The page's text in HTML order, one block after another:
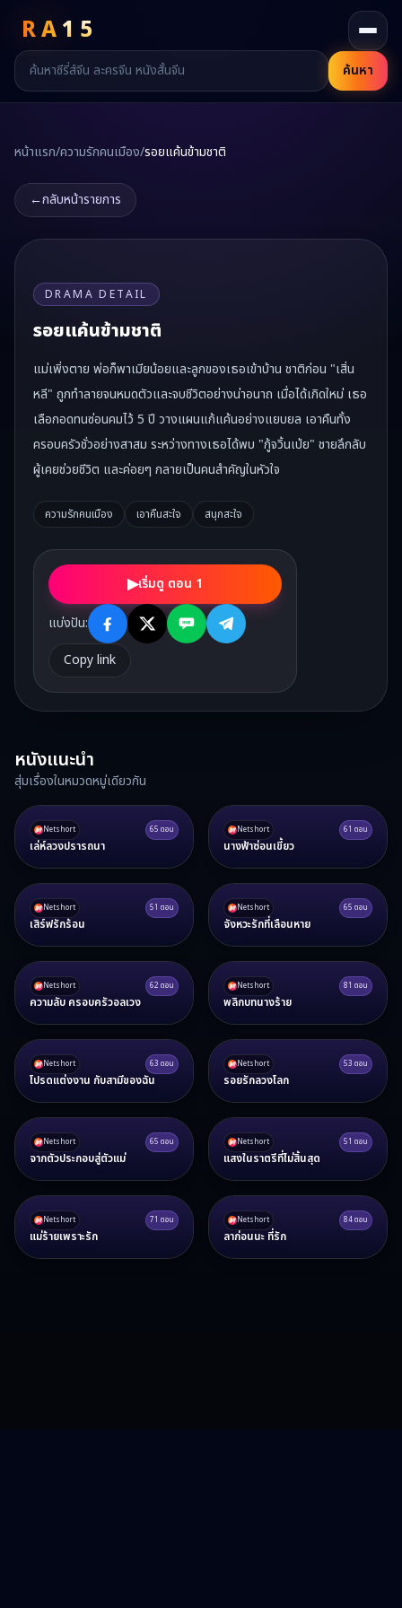
RA15
ค้นหา
หน้าแรก/ความรักคนเมือง/รอยแค้นข้ามชาติ
←กลับหน้ารายการ
DRAMA DETAIL
รอยแค้นข้ามชาติ
แม่เพิ่งตาย พ่อก็พาเมียน้อยและลูกของเธอเข้าบ้าน ชาติก่อน "เสิ่น
หลี" ถูกทำลายจนหมดตัวและจบชีวิตอย่างน่าอนาถ เมื่อได้เกิดใหม่ เธอ
เลือกอดทนซ่อนคมไว้ 5 ปี วางแผนแก้แค้นอย่างแยบยล เอาคืนทั้ง
ครอบครัวชั่วอย่างสาสม ระหว่างทางเธอได้พบ "กู้จวิ้นเป่ย" ชายลึกลับ
ผู้เคยช่วยชีวิต และค่อยๆ กลายเป็นคนสำคัญในหัวใจ
ความรักคนเมือง เอาคืนสะใจ สนุกสะใจ
▶เริ่มดู ตอน 1
แบ่งปัน:
Copy link
หนังแนะนำ
สุ่มเรื่องในหมวดหมู่เดียวกัน
Netshort 65 ตอน
เล่ห์ลวงปรารถนา
Netshort 61 ตอน
นางฟ้าซ่อนเขี้ยว
Netshort 51 ตอน
เสิร์ฟรักร้อน
Netshort 65 ตอน
จังหวะรักที่เลือนหาย
Netshort 62 ตอน
ความลับ ครอบครัวอลเวง
Netshort 81 ตอน
พลิกบทนางร้าย
Netshort 63 ตอน
โปรดแต่งงาน กับสามีของฉัน
Netshort 53 ตอน
รอยรักลวงโลก
Netshort 65 ตอน
จากตัวประกอบสู่ตัวแม่
Netshort 51 ตอน
แสงในราตรีที่ไม่สิ้นสุด
Netshort 71 ตอน
แม่ร้ายเพราะรัก
Netshort 84ตอน
ลาก่อนนะ ที่รัก